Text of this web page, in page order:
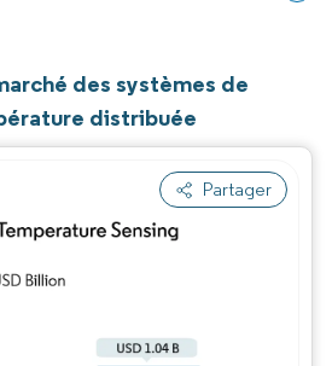
des systèmes de
distribuée
Partager